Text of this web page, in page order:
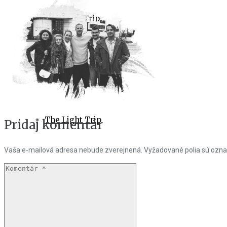
The Dark Trip
After Párty
The Light Trip
Chillout Večer
Pridaj komentár
Vaša e-mailová adresa nebude zverejnená. Vyžadované polia sú